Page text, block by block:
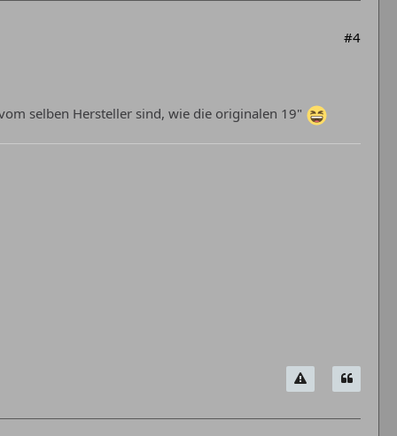
#4
selben Hersteller sind, wie die originalen 19"